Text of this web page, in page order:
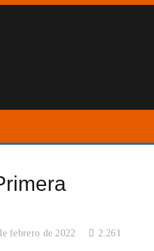
febrero de 2022 2.261